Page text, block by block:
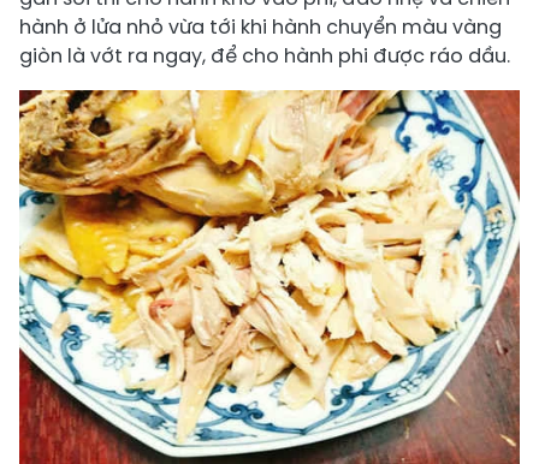
hành ở lửa nhỏ vừa tới khi hành chuyển màu vàng
giòn là vớt ra ngay, để cho hành phi được ráo dầu.